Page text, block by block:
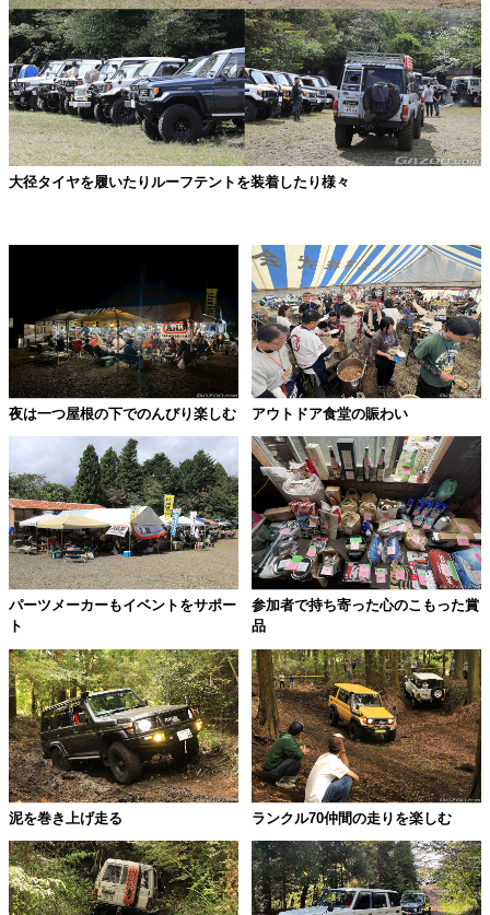
大径タイヤを履いたりルーフテントを装着したり様々
夜は一つ屋根の下でのんびり楽しむ アウトドア食堂の賑わい
パーツメーカーもイベントをサポー
ト
参加者で持ち寄った心のこもった賞
品
泥を巻き上げ走る ランクル70仲間の走りを楽しむ